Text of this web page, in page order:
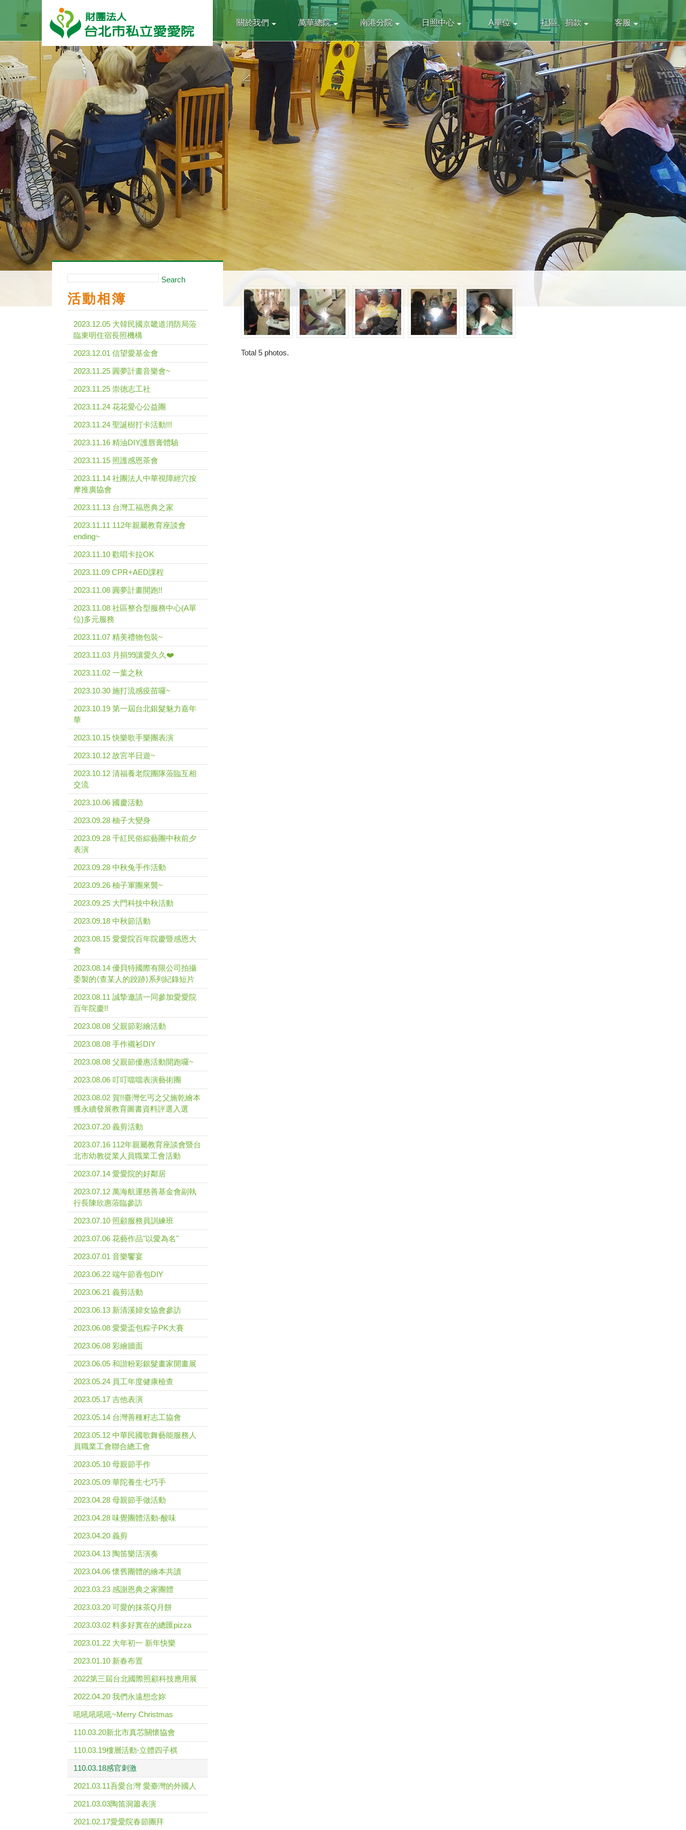
關於我們 萬華總院 南港分院 日照中心 A單位 社區。捐款 客服
Total 5 photos.
Search
活動相簿
2023.12.05 大韓民國京畿道消防局蒞
臨東明住宿長照機構
2023.12.01 信望愛基金會
2023.11.25 圓夢計畫音樂會~
2023.11.25 崇德志工社
2023.11.24 花花愛心公益團
2023.11.24 聖誕樹打卡活動!!!
2023.11.16 精油DIY護唇膏體驗
2023.11.15 照護感恩茶會
2023.11.14 社團法人中華視障經穴按
摩推廣協會
2023.11.13 台灣工福恩典之家
2023.11.11 112年親屬教育座談會
ending~
2023.11.10 歡唱卡拉OK
2023.11.09 CPR+AED課程
2023.11.08 圓夢計畫開跑!!
2023.11.08 社區整合型服務中心(A單
位)多元服務
2023.11.07 精美禮物包裝~
2023.11.03 月捐99讓愛久久❤️
2023.11.02 一葉之秋
2023.10.30 施打流感疫苗囉~
2023.10.19 第一屆台北銀髮魅力嘉年
華
2023.10.15 快樂歌手樂團表演
2023.10.12 故宮半日遊~
2023.10.12 清福養老院團隊蒞臨互相
交流
2023.10.06 國慶活動
2023.09.28 柚子大變身
2023.09.28 千紅民俗綜藝團中秋前夕
表演
2023.09.28 中秋兔手作活動
2023.09.26 柚子軍團來襲~
2023.09.25 大門科技中秋活動
2023.09.18 中秋節活動
2023.08.15 愛愛院百年院慶暨感恩大
會
2023.08.14 優貝特國際有限公司拍攝
委製的⟨查某人的跤跡⟩系列紀錄短片
2023.08.11 誠摯邀請一同參加愛愛院
百年院慶!!
2023.08.08 父親節彩繪活動
2023.08.08 手作襯衫DIY
2023.08.08 父親節優惠活動開跑囉~
2023.08.06 叮叮噹噹表演藝術團
2023.08.02 賀!!臺灣乞丐之父施乾繪本
獲永續發展教育圖書資料評選入選
2023.07.20 義剪活動
2023.07.16 112年親屬教育座談會暨台
北市幼教從業人員職業工會活動
2023.07.14 愛愛院的好鄰居
2023.07.12 萬海航運慈善基金會副執
行長陳欣惠蒞臨參訪
2023.07.10 照顧服務員訓練班
2023.07.06 花藝作品"以愛為名"
2023.07.01 音樂饗宴
2023.06.22 端午節香包DIY
2023.06.21 義剪活動
2023.06.13 新清溪婦女協會參訪
2023.06.08 愛愛盃包粽子PK大賽
2023.06.08 彩繪牆面
2023.06.05 和諧粉彩銀髮畫家開畫展
2023.05.24 員工年度健康檢查
2023.05.17 吉他表演
2023.05.14 台灣善種籽志工協會
2023.05.12 中華民國歌舞藝能服務人
員職業工會聯合總工會
2023.05.10 母親節手作
2023.05.09 華陀養生七巧手
2023.04.28 母親節手做活動
2023.04.28 味覺團體活動-酸味
2023.04.20 義剪
2023.04.13 陶笛樂活演奏
2023.04.06 懷舊團體的繪本共讀
2023.03.23 感謝恩典之家團體
2023.03.20 可愛的抹茶Q月餅
2023.03.02 料多好實在的總匯pizza
2023.01.22 大年初一 新年快樂
2023.01.10 新春布置
2022第三屆台北國際照顧科技應用展
2022.04.20 我們永遠想念妳
吼吼吼吼吼~Merry Christmas
110.03.20新北市真芯關懷協會
110.03.19樓層活動-立體四子棋
110.03.18感官刺激
2021.03.11吾愛台灣 愛臺灣的外國人
2021.03.03陶笛洞簫表演
2021.02.17愛愛院春節團拜